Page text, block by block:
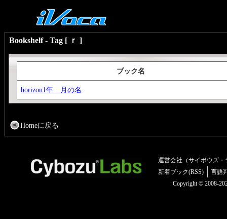
Bookshelf - Tag [ ｒ ]
ブック名
horizon1年 月の名
Homeに戻る
運営会社（サイボウズ・
新着ブック(RSS)
言語
Copyright © 2008-